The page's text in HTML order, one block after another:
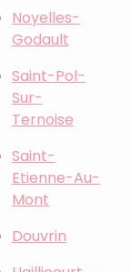
Noyelles-
Godault
Saint-Pol-
Sur-
Ternoise
Saint-
Etienne-Au-
Mont
Douvrin